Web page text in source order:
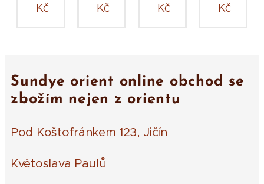
Kč
Kč
Kč
Kč
Sundye orient online obchod se
zbožím nejen z orientu
Pod Koštofránkem 123, Jičín
Květoslava Paulů